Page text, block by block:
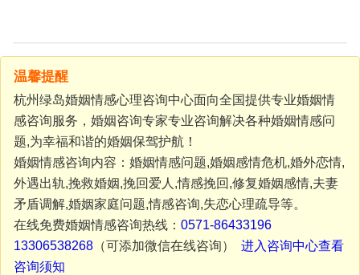
温馨提醒
杭州绿岛婚姻情感心理咨询中心面向全国提供专业婚姻情
感咨询服务，婚姻咨询专家专业咨询解决各种婚姻情感问
题,为幸福和谐的婚姻保驾护航！
婚姻情感咨询内容：婚姻情感问题,婚姻感情危机,婚外恋情,
外遇出轨,挽救婚姻,挽回爱人,情感挽回,修复婚姻感情,夫妻
矛盾调解,婚姻家庭问题,情感咨询,失恋心理疏导等。
在线免费婚姻情感咨询热线： 0571-86433196
13306538268（可添加微信在线咨询） 进入咨询中心查看
咨询须知